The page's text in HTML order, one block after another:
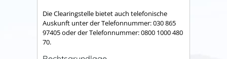
Die Clearingstelle bietet auch telefonische
Auskunft unter der Telefonnummer: 030 865
97405 oder der Telefonnummer: 0800 1000 480
70.